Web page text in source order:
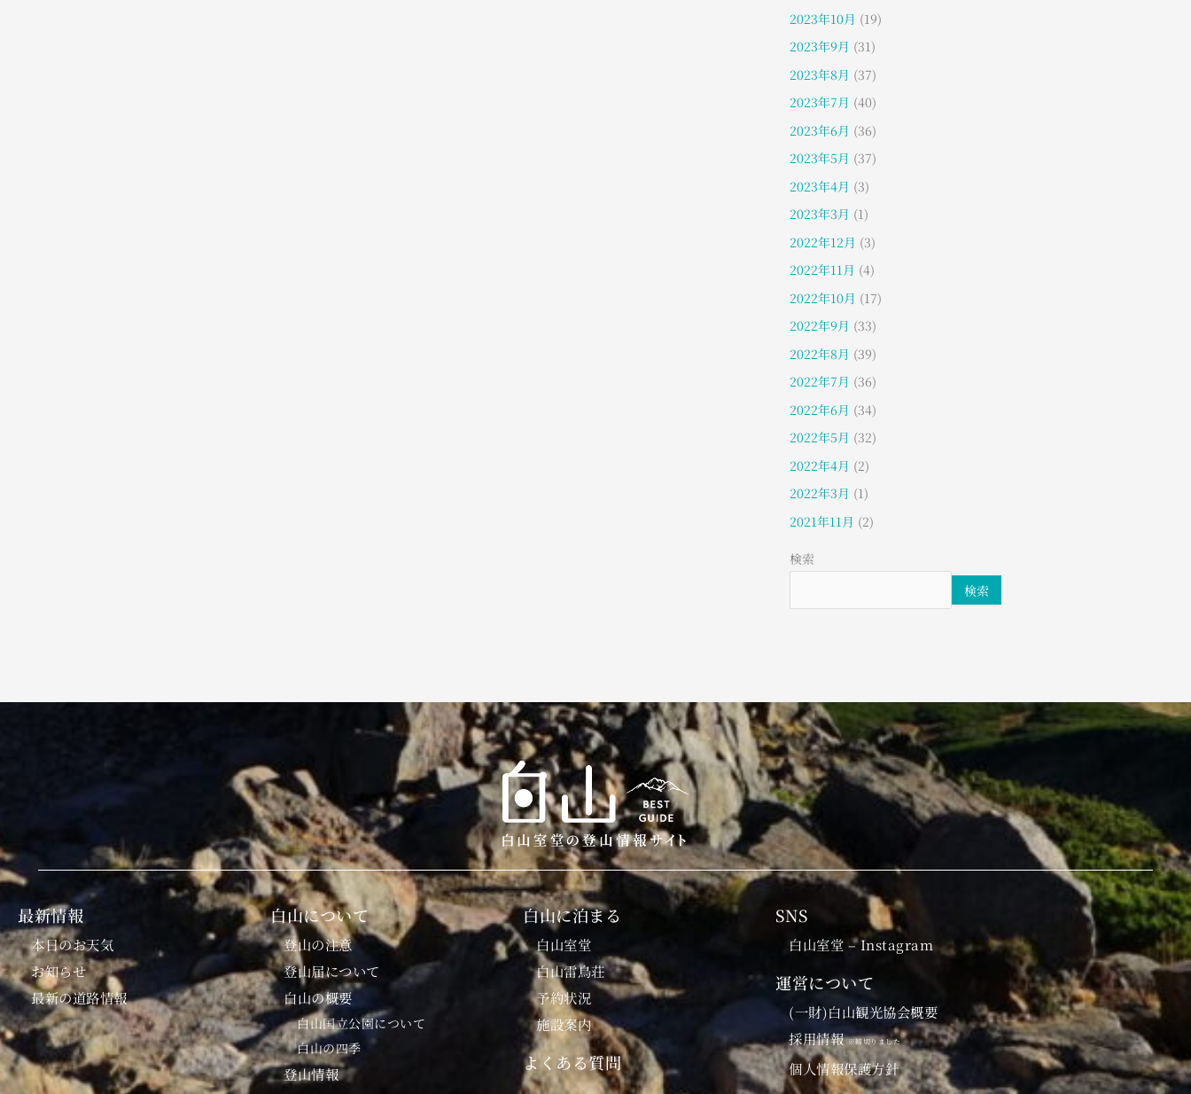
2023年10月 (19)
2023年9月 (31)
2023年8月 (37)
2023年7月 (40)
2023年6月 (36)
2023年5月 (37)
2023年4月 (3)
2023年3月 (1)
2022年12月 (3)
2022年11月 (4)
2022年10月 (17)
2022年9月 (33)
2022年8月 (39)
2022年7月 (36)
2022年6月 (34)
2022年5月 (32)
2022年4月 (2)
2022年3月 (1)
2021年11月 (2)
検索
検索
最新情報
本日のお天気
お知らせ
最新の道路情報
白山について
登山の注意
登山届について
白山の概要
白山国立公園について
白山の四季
登山情報
白山に泊まる
白山室堂
白山雷鳥荘
予約状況
施設案内
よくある質問
SNS
白山室堂 – Instagram
運営について
(一財)白山観光協会概要
採用情報※締切りました
個人情報保護方針